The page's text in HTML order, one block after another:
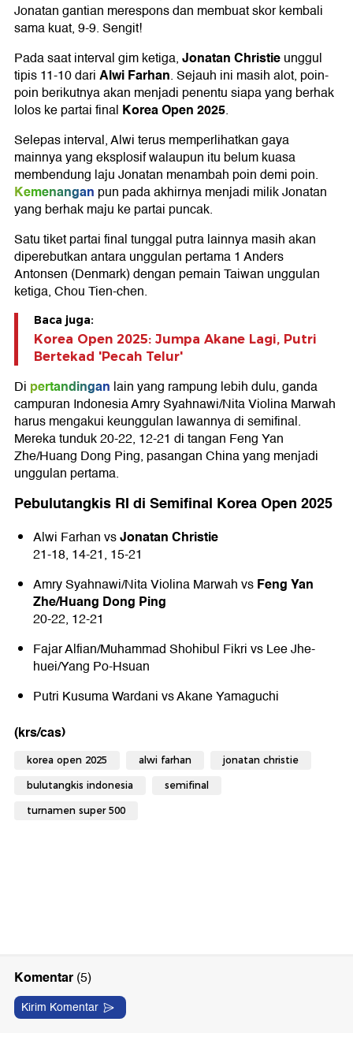
Jonatan gantian merespons dan membuat skor kembali
sama kuat, 9-9. Sengit!
Pada saat interval gim ketiga,Jonatan Christieunggul
tipis 11-10 dariAlwi Farhan. Sejauh ini masih alot, poin-
poin berikutnya akan menjadi penentu siapa yang berhak
lolos ke partai final Korea Open 2025.
Selepas interval, Alwi terus memperlihatkan gaya
mainnya yang eksplosif walaupun itu belum kuasa
membendung laju Jonatan menambah poin demi poin.
Kemenangan pun pada akhirnya menjadi milik Jonatan
yang berhak maju ke partai puncak.
Satu tiket partai final tunggal putra lainnya masih akan
diperebutkan antara unggulan pertama 1 Anders
Antonsen (Denmark) dengan pemain Taiwan unggulan
ketiga, Chou Tien-chen.
Baca juga:
Korea Open 2025: Jumpa Akane Lagi, Putri
Bertekad 'Pecah Telur'
Di pertandingan lain yang rampung lebih dulu, ganda
campuran Indonesia Amry Syahnawi/Nita Violina Marwah
harus mengakui keunggulan lawannya di semifinal.
Mereka tunduk 20-22, 12-21 di tangan Feng Yan
Zhe/Huang Dong Ping, pasangan China yang menjadi
unggulan pertama.
Pebulutangkis RI di Semifinal Korea Open 2025
Alwi Farhan vsJonatan Christie
21-18, 14-21, 15-21
Amry Syahnawi/Nita Violina Marwah vsFeng Yan
Zhe/Huang Dong Ping
20-22, 12-21
Fajar Alfian/Muhammad Shohibul Fikri vs Lee Jhe-
huei/Yang Po-Hsuan
Putri Kusuma Wardani vs Akane Yamaguchi
(krs/cas)
korea open 2025 alwi farhan jonatan christie
bulutangkis indonesia semifinal
turnamen super 500